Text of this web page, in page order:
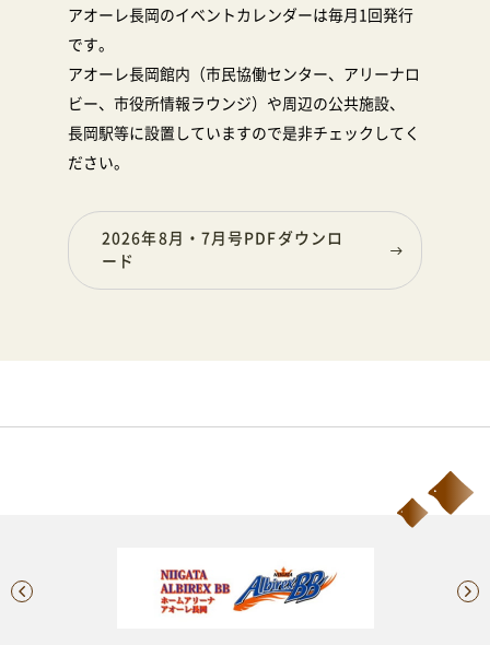
アオーレ長岡のイベントカレンダーは毎月1回発行
です。
アオーレ長岡館内（市民協働センター、アリーナロ
ビー、市役所情報ラウンジ）や周辺の公共施設、
長岡駅等に設置していますので是非チェックしてく
ださい。
2026年8月・7月号PDFダウンロ
ード